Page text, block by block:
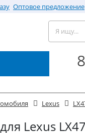
Оптовое предложение
Lexus
Lexus